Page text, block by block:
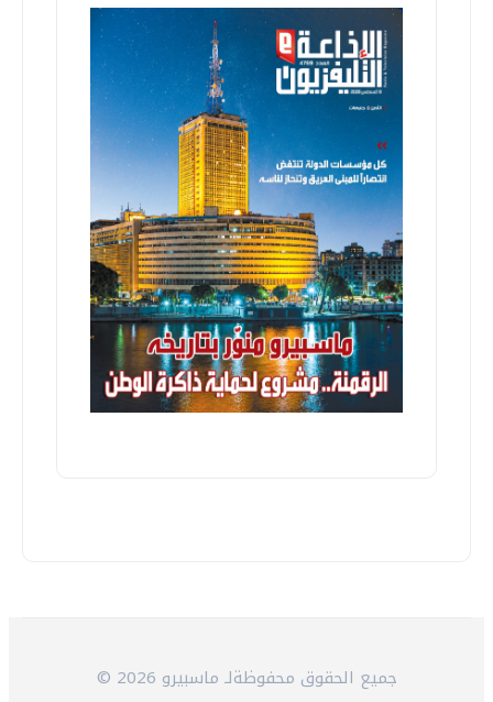
© 2026 جميع الحقوق محفوظةلـ ماسبيرو